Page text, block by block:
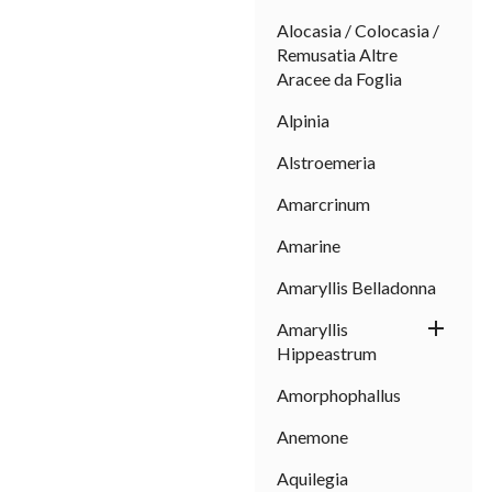
Alocasia / Colocasia /
Remusatia Altre
Aracee da Foglia
Alpinia
Alstroemeria
Amarcrinum
Amarine
Amaryllis Belladonna
Amaryllis
Hippeastrum

Amorphophallus
Anemone
Aquilegia